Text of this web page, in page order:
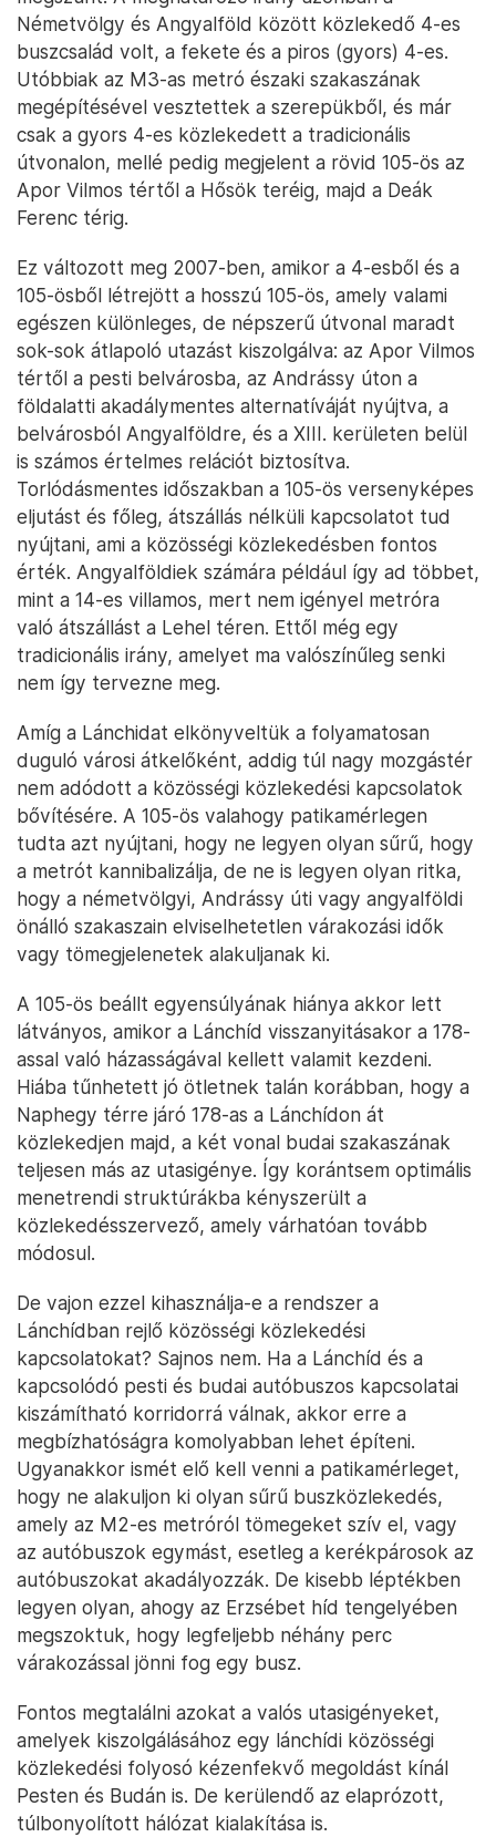
Németvölgy és Angyalföld között közlekedő 4-es
buszcsalád volt, a fekete és a piros (gyors) 4-es.
Utóbbiak az M3-as metró északi szakaszának
megépítésével vesztettek a szerepükből, és már
csak a gyors 4-es közlekedett a tradicionális
útvonalon, mellé pedig megjelent a rövid 105-ös az
Apor Vilmos tértől a Hősök teréig, majd a Deák
Ferenc térig.
Ez változott meg 2007-ben, amikor a 4-esből és a
105-ösből létrejött a hosszú 105-ös, amely valami
egészen különleges, de népszerű útvonal maradt
sok-sok átlapoló utazást kiszolgálva: az Apor Vilmos
tértől a pesti belvárosba, az Andrássy úton a
földalatti akadálymentes alternatíváját nyújtva, a
belvárosból Angyalföldre, és a XIII. kerületen belül
is számos értelmes relációt biztosítva.
Torlódásmentes időszakban a 105-ös versenyképes
eljutást és főleg, átszállás nélküli kapcsolatot tud
nyújtani, ami a közösségi közlekedésben fontos
érték. Angyalföldiek számára például így ad többet,
mint a 14-es villamos, mert nem igényel metróra
való átszállást a Lehel téren. Ettől még egy
tradicionális irány, amelyet ma valószínűleg senki
nem így tervezne meg.
Amíg a Lánchidat elkönyveltük a folyamatosan
duguló városi átkelőként, addig túl nagy mozgástér
nem adódott a közösségi közlekedési kapcsolatok
bővítésére. A 105-ös valahogy patikamérlegen
tudta azt nyújtani, hogy ne legyen olyan sűrű, hogy
a metrót kannibalizálja, de ne is legyen olyan ritka,
hogy a németvölgyi, Andrássy úti vagy angyalföldi
önálló szakaszain elviselhetetlen várakozási idők
vagy tömegjelenetek alakuljanak ki.
A 105-ös beállt egyensúlyának hiánya akkor lett
látványos, amikor a Lánchíd visszanyitásakor a 178-
assal való házasságával kellett valamit kezdeni.
Hiába tűnhetett jó ötletnek talán korábban, hogy a
Naphegy térre járó 178-as a Lánchídon át
közlekedjen majd, a két vonal budai szakaszának
teljesen más az utasigénye. Így korántsem optimális
menetrendi struktúrákba kényszerült a
közlekedésszervező, amely várhatóan tovább
módosul.
De vajon ezzel kihasználja-e a rendszer a
Lánchídban rejlő közösségi közlekedési
kapcsolatokat? Sajnos nem. Ha a Lánchíd és a
kapcsolódó pesti és budai autóbuszos kapcsolatai
kiszámítható korridorrá válnak, akkor erre a
megbízhatóságra komolyabban lehet építeni.
Ugyanakkor ismét elő kell venni a patikamérleget,
hogy ne alakuljon ki olyan sűrű buszközlekedés,
amely az M2-es metróról tömegeket szív el, vagy
az autóbuszok egymást, esetleg a kerékpárosok az
autóbuszokat akadályozzák. De kisebb léptékben
legyen olyan, ahogy az Erzsébet híd tengelyében
megszoktuk, hogy legfeljebb néhány perc
várakozással jönni fog egy busz.
Fontos megtalálni azokat a valós utasigényeket,
amelyek kiszolgálásához egy lánchídi közösségi
közlekedési folyosó kézenfekvő megoldást kínál
Pesten és Budán is. De kerülendő az elaprózott,
túlbonyolított hálózat kialakítása is.